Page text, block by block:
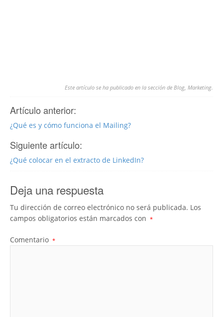
Este artículo se ha publicado en la sección de Blog Marketing
Artículo anterior:
¿Qué es y cómo funciona el Mailing?
Siguiente artículo:
¿Qué colocar en el extracto de LinkedIn?
Deja una respuesta
Tu dirección de correo electrónico no será publicada. Los
campos obligatorios están marcados con *
Comentario *